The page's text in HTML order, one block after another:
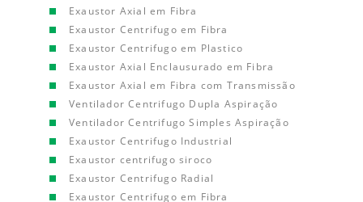
Exaustor Axial em Fibra
Exaustor Centrifugo em Fibra
Exaustor Centrifugo em Plastico
Exaustor Axial Enclausurado em Fibra
Exaustor Axial em Fibra com Transmissão
Ventilador Centrifugo Dupla Aspiração
Ventilador Centrifugo Simples Aspiração
Exaustor Centrifugo Industrial
Exaustor centrifugo siroco
Exaustor Centrifugo Radial
Exaustor Centrifugo em Fibra